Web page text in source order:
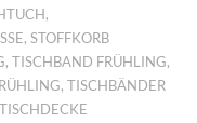
,
,STOFFKORB
,TISCHBAND FRÜHLING,
,TISCHBÄNDER
TISCHDECKE